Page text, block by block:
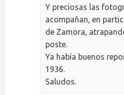
Y preciosas las
acompañan, en
de Zamora,
poste.
Ya había buenos
1936.
Saludos.